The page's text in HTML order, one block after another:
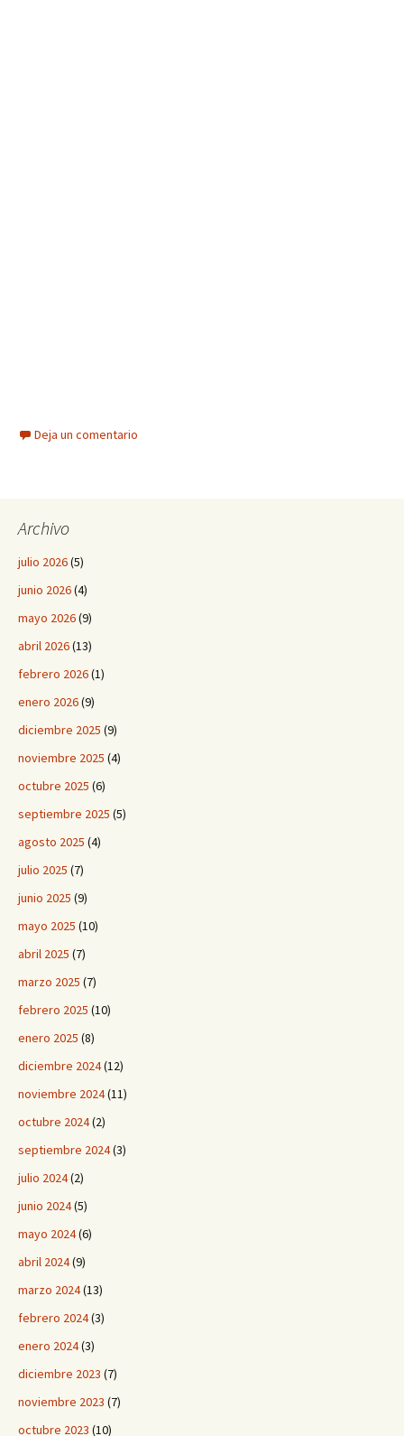
Deja un comentario
Archivo
julio 2026(5)
junio 2026(4)
mayo 2026(9)
abril 2026(13)
febrero 2026(1)
enero 2026(9)
diciembre 2025 (9)
noviembre 2025 (4)
octubre 2025 (6)
septiembre 2025 (5)
agosto 2025 (4)
julio 2025 (7)
junio 2025 (9)
mayo 2025 (10)
abril 2025 (7)
marzo 2025 (7)
febrero 2025 (10)
enero 2025 (8)
diciembre 2024(12)
noviembre 2024(11)
octubre 2024(2)
septiembre 2024(3)
julio 2024(2)
junio 2024(5)
mayo 2024(6)
abril 2024(9)
marzo 2024(13)
febrero 2024(3)
enero 2024(3)
diciembre 2023 (7)
noviembre 2023 (7)
octubre 2023 (10)